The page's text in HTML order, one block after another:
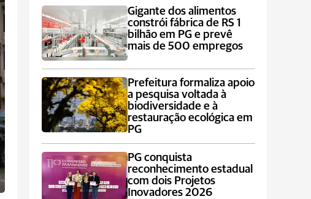
Gigante dos alimentos
constrói fábrica de RS 1
bilhão em PG e prevê
mais de 500 empregos
Prefeitura formaliza apoio
a pesquisa voltada à
biodiversidade e à
restauração ecológica em
PG
PG conquista
reconhecimento estadual
com dois Projetos
Inovadores 2026